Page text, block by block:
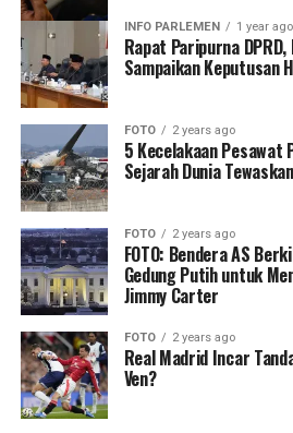
INFO PARLEMEN 1 year ago
Rapat Paripurna
Sampaikan Keputusan
FOTO 2 years ago
5 Kecelakaan Pesawat
Sejarah Dunia
FOTO 2 years ago
FOTO: Bendera AS
Gedung Putih untuk
Jimmy Carter
FOTO 2 years ago
Real Madrid Incar
Ven?